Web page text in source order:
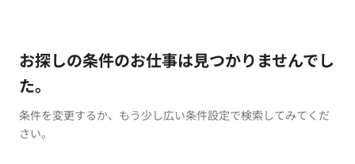
お探しの条件のお仕事は見つかりませんでし
た。
条件を変更するか、もう少し広い条件設定で検索してみてくだ
さい。